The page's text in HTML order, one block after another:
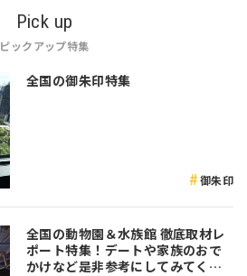
Pick up
ピックアップ特集
全国の御朱印特集
御朱印
全国の動物園＆水族館 徹底取材レ
ポート特集！デートや家族のおで
かけなど是非参考にしてみてくだ